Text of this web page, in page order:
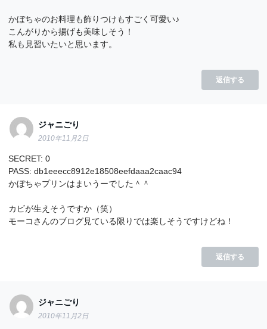
かぼちゃのお料理も飾りつけもすごく可愛い♪
こんがりから揚げも美味しそう！
私も見習いたいと思います。
返信する
ジャニごり
2010年11月2日
SECRET: 0
PASS: db1eeecc8912e18508eefdaaa2caac94
かぼちゃプリンはまいうーでした＾＾
カビが生えそうですか（笑）
モーコさんのブログ見ている限りでは楽しそうですけどね！
返信する
ジャニごり
2010年11月2日